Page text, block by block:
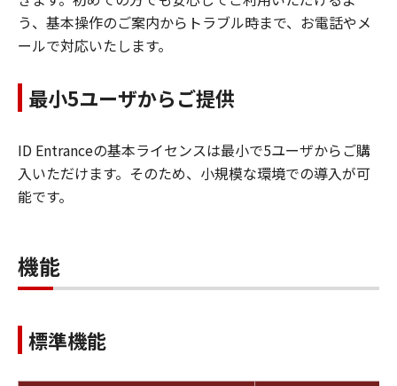
う、基本操作のご案内からトラブル時まで、お電話やメ
ールで対応いたします。
最小5ユーザからご提供
ID Entranceの基本ライセンスは最小で5ユーザからご購
入いただけます。そのため、小規模な環境での導入が可
能です。
機能
標準機能